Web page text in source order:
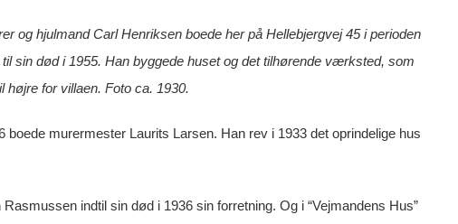
og hjulmand Carl Henriksen boede her på Hellebjergvej 45 i perioden
til sin død i 1955. Han byggede huset og det tilhørende værksted, som
højre for villaen. Foto ca. 1930.
murermester Laurits Larsen. Han rev i 1933 det oprindelige hus
indtil sin død i 1936 sin forretning. Og i “Vejmandens Hus”